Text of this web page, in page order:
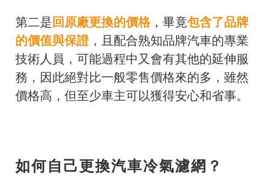
第二是回原廠更換的價格，畢竟包含了品牌
的價值與保證，且配合熟知品牌汽車的專業
技術人員，可能過程中又會有其他的延伸服
務，因此絕對比一般零售價格來的多，雖然
價格高，但至少車主可以獲得安心和省事。
如何自己更換汽車冷氣濾網？